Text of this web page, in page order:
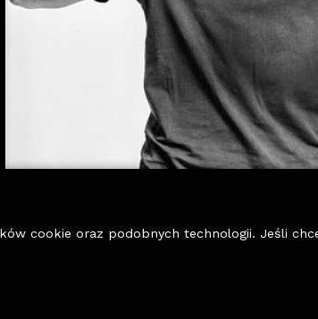
cookie oraz podobnych technologii. Jeśli